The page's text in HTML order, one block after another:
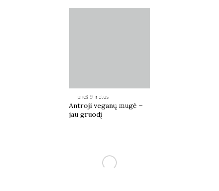
prieš 9 metus
Antroji veganų mugė –
jau gruodį